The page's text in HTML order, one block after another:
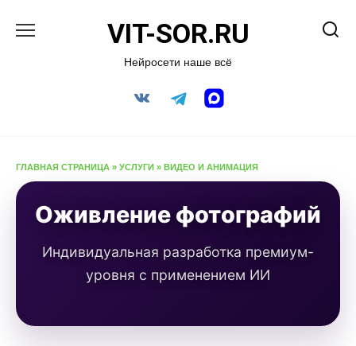
VIT-SOR.RU
Нейросети наше всё
ГЛАВНАЯ СТРАНИЦА » УСЛУГИ » ВИДЕО И АНИМАЦИЯ
Оживление фотографий
Индивидуальная разработка премиум-
уровня с применением ИИ